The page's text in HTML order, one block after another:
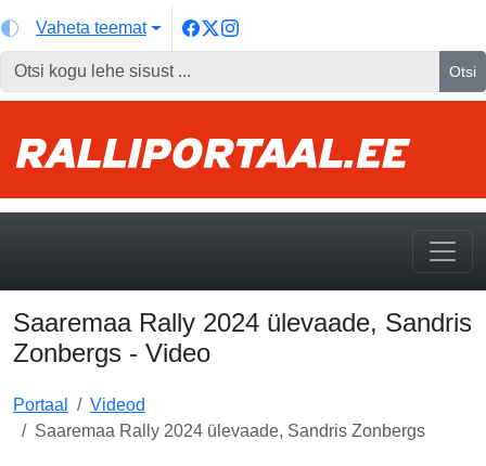
Vaheta teemat
Otsi
Saaremaa Rally 2024 ülevaade, Sandris
Zonbergs - Video
Portaal
Videod
Saaremaa Rally 2024 ülevaade, Sandris Zonbergs